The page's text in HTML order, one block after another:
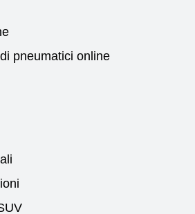
pneumatici online